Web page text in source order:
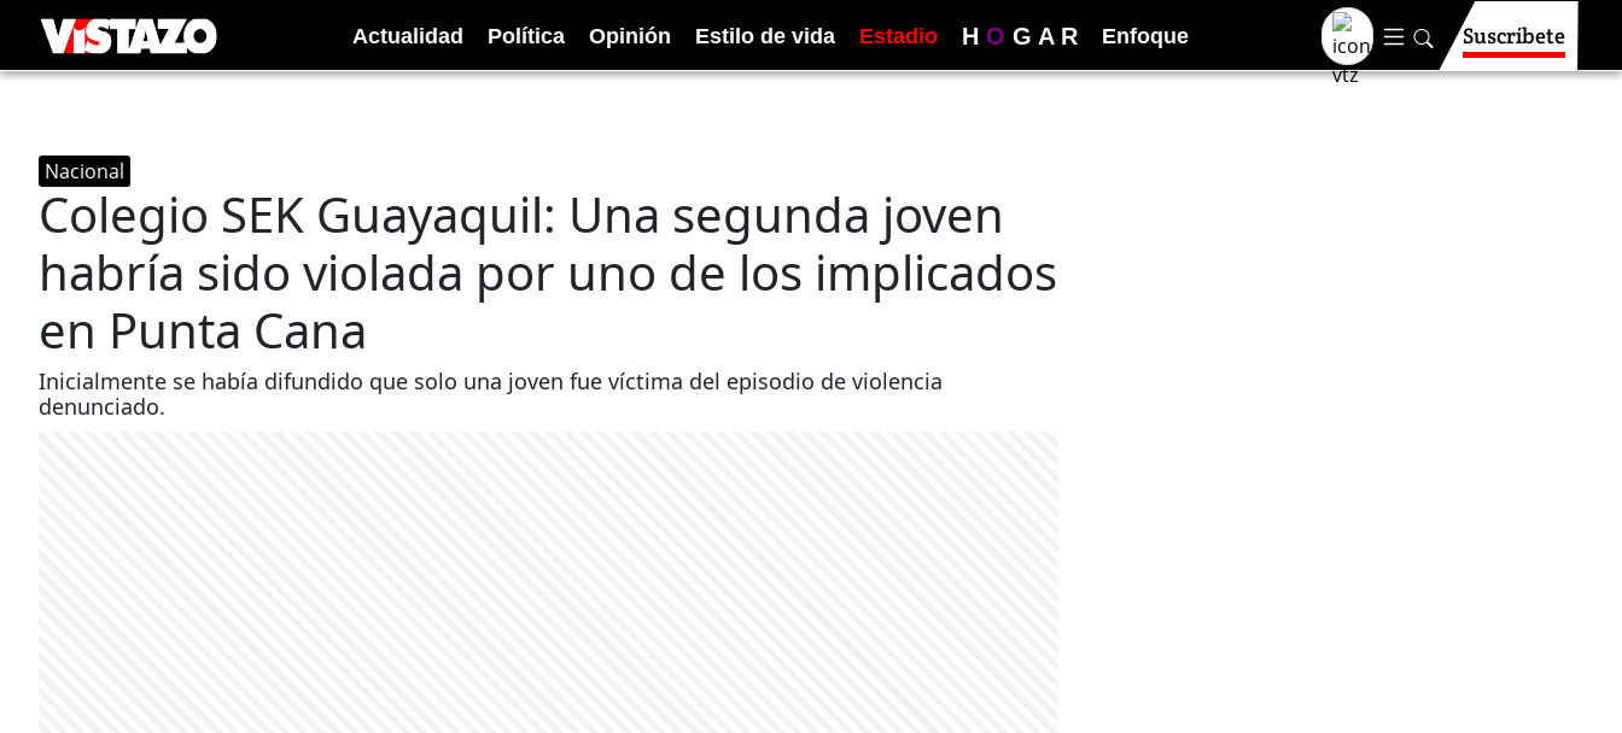
Actualidad Política Opinión Estilo de vida Estadio H O G A R Enfoque Suscríbete
Nacional
Colegio SEK Guayaquil: Una segunda joven
habría sido violada por uno de los implicados
en Punta Cana
Inicialmente se había difundido que solo una joven fue víctima del episodio de violencia
denunciado.